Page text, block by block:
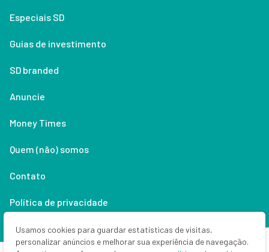
Especiais SD
Guias de investimento
SD branded
Anuncie
Money Times
Quem (não) somos
Contato
Política de privacidade
Lifestyle
Usamos cookies para guardar estatísticas de visitas,
personalizar anúncios e melhorar sua experiência de navegação.